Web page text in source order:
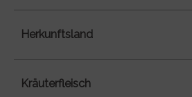
Herkunftsland
Kräuterfleisch